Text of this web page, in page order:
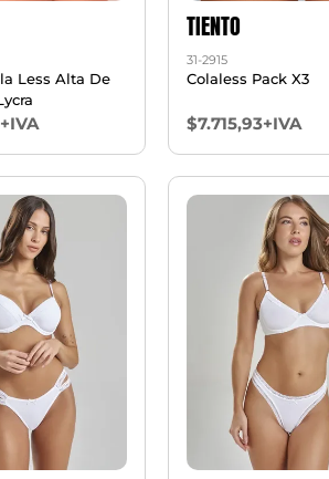
Less Alta De
TIENTO
31-2915
Colaless Pack X3
$7.715,93+IVA